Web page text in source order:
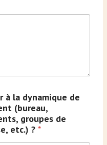
à la dynamique de
(bureau,
groupes de
etc.) ? *